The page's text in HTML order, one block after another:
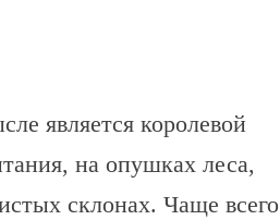
является королевой
на опушках леса,
склонах. Чаще всего